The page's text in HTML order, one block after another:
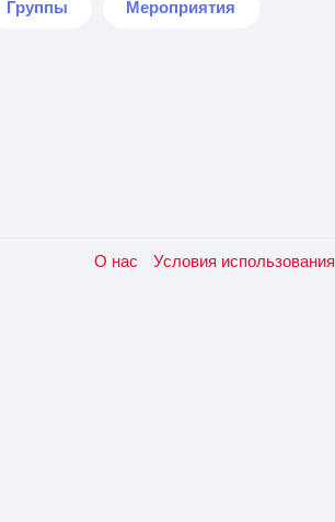
Группы Мероприятия
О нас Условия использования